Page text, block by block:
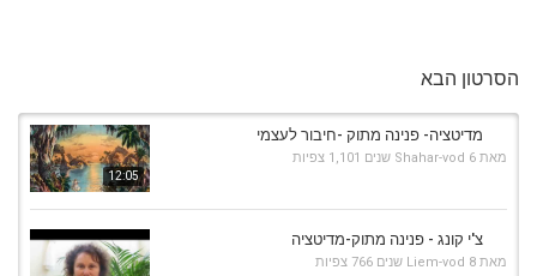
הסרטון הבא
12:05
מדיטציה- פנינה מתוק -חיבור לעצמי
מאת Shahar-vod 6 שנים 1,101 צפיות
צ'י קונג - פנינה מתוק-מדיטציה
מאת Liem-vod 8 שנים 766 צפיות